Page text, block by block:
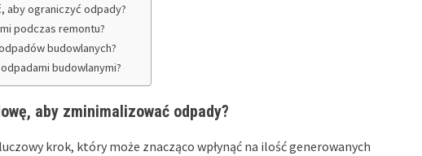
aby ograniczyć odpady?
podczas remontu?
budowlanych?
budowlanymi?
aby zminimalizować odpady?
krok, który może znacząco wpłynąć na ilość generowanych